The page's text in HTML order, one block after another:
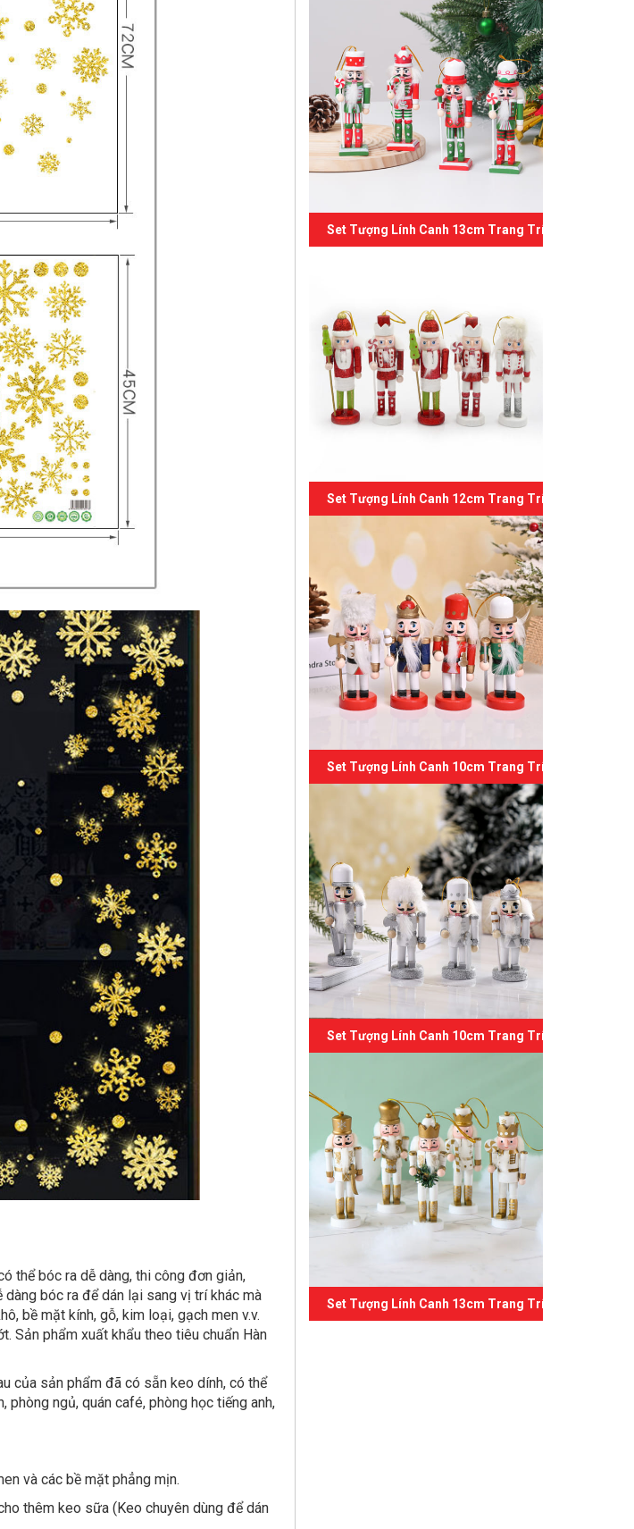
Set Tượng Lính Canh 13cm Trang Trí Giáng Sinh 07
Set Tượng Lính Canh 12cm Trang Trí Giáng Sinh 06
Set Tượng Lính Canh 10cm Trang Trí Giáng Sinh 05
Set Tượng Lính Canh 10cm Trang Trí Giáng Sinh 04
Set Tượng Lính Canh 13cm Trang Trí Giáng Sinh 03
thể bóc ra dễ dàng, thi công đơn giản,
dàng bóc ra để dán lại sang vị trí khác mà
bề mặt kính, gỗ, kim loại, gạch men v.v.
Sản phẩm xuất khẩu theo tiêu chuẩn Hàn
của sản phẩm đã có sẵn keo dính, có thể
phòng ngủ, quán café, phòng học tiếng anh,
và các bề mặt phẳng mịn.
thêm keo sữa (Keo chuyên dùng để dán